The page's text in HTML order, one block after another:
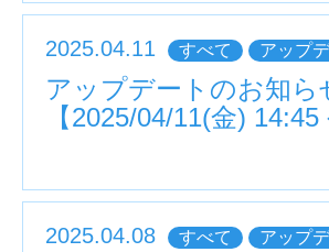
2025.04.11 すべて アップ
アップデートのお知ら
【2025/04/11(金) 14:45
2025.04.08 すべて アップ